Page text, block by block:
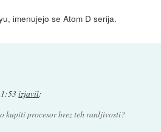
imenujejo se Atom D serija.
izjavil:
kupiti procesor brez teh ranljivosti?